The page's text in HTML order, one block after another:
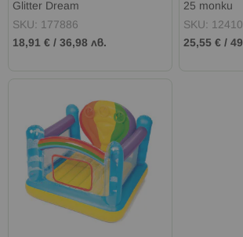
Glitter Dream
SKU: 177886
18,91 € / 36,98 лв.
25 топки
SKU:
25,55 € /